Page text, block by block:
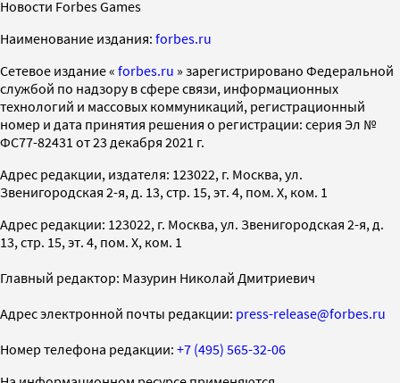
Новости Forbes Games
Наименование издания: forbes.ru
Cетевое издание « forbes.ru » зарегистрировано Федеральной
службой по надзору в сфере связи, информационных
технологий и массовых коммуникаций, регистрационный
номер и дата принятия решения о регистрации: серия Эл №
ФС77-82431 от 23 декабря 2021 г.
Адрес редакции, издателя: 123022, г. Москва, ул.
Звенигородская 2-я, д. 13, стр. 15, эт. 4, пом. X, ком. 1
Адрес редакции: 123022, г. Москва, ул. Звенигородская 2-я, д.
13, стр. 15, эт. 4, пом. X, ком. 1
Главный редактор: Мазурин Николай Дмитриевич
Адрес электронной почты редакции: press-release@forbes.ru
Номер телефона редакции: +7 (495) 565-32-06